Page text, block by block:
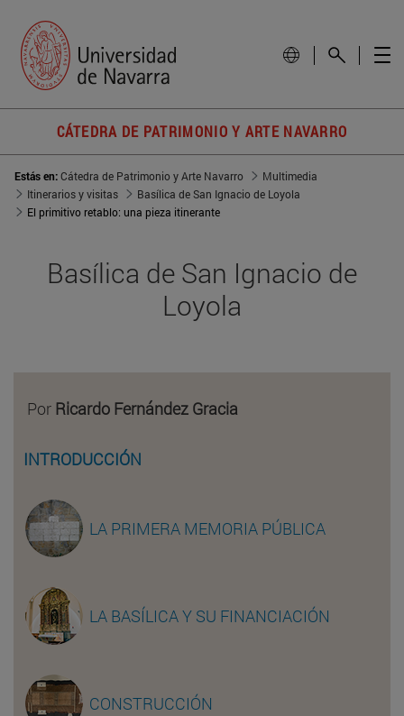
CÁTEDRA DE PATRIMONIO Y ARTE NAVARRO
Estás en:Cátedra de Patrimonio y Arte Navarro
Multimedia
Itinerarios y visitas
Basílica de San Ignacio de Loyola
El primitivo retablo: una pieza itinerante
Basílica de San Ignacio de
Loyola
Por Ricardo Fernández Gracia
INTRODUCCIÓN
LA PRIMERA MEMORIA PÚBLICA
LA BASÍLICA Y SU FINANCIACIÓN
CONSTRUCCIÓN